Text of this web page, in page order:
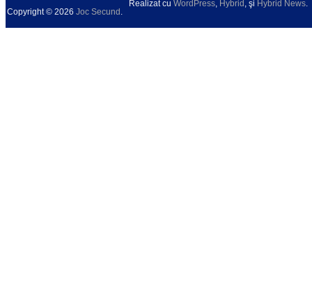
Copyright © 2026 Joc Secund .
Realizat cu WordPress, Hybrid , şi Hybrid News.